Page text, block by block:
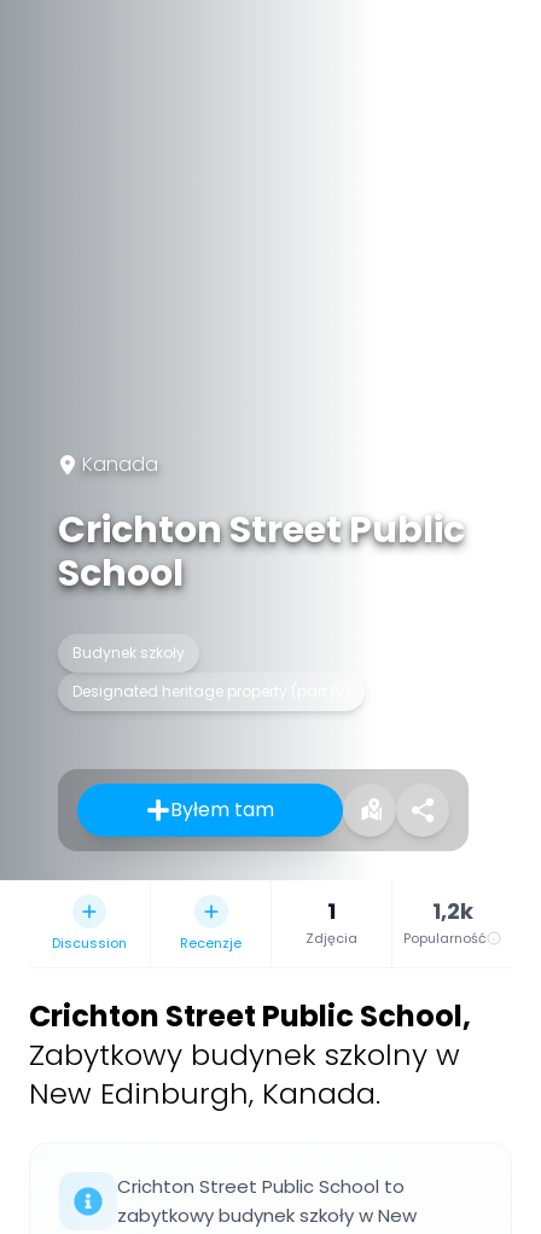
Kanada
Crichton Street Public
School
Budynek szkoły
Designated heritage property (part IV)
Byłem tam
Discussion Recenzje
1
Zdjęcia
1,2k
Popularność
Crichton Street Public School,
Zabytkowy budynek szkolny w
New Edinburgh, Kanada.
Crichton Street Public School to
zabytkowy budynek szkoły w New